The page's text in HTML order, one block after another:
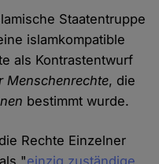
Staatentruppe
islamkompatible
als Kontrastentwurf
Menschenrechte, die
bestimmt wurde.
Rechte Einzelner